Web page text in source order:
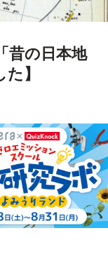
昔の日本地
】